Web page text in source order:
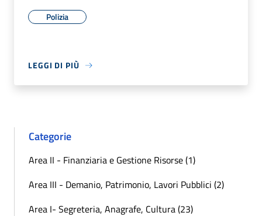
Polizia
LEGGI DI PIÙ
Categorie
Area II - Finanziaria e Gestione Risorse (1)
Area III - Demanio, Patrimonio, Lavori Pubblici (2)
Area I- Segreteria, Anagrafe, Cultura (23)